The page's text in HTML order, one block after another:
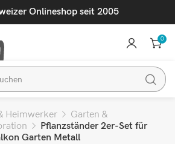
Onlineshop seit 2005
0
Heimwerker
Garten &
Pflanzständer 2er-Set für
Garten Metall